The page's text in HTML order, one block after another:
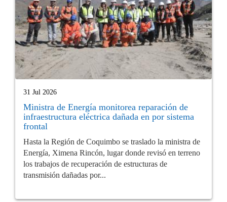
31 Jul 2026
Ministra de Energía monitorea reparación de
infraestructura eléctrica dañada en por sistema
frontal
Hasta la Región de Coquimbo se traslado la ministra de
Energía, Ximena Rincón, lugar donde revisó en terreno
los trabajos de recuperación de estructuras de
transmisión dañadas por...